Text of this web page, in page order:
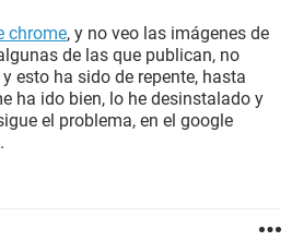
chrome, y no veo las imágenes de
de las que publican, no
esto ha sido de repente, hasta
ha ido bien, lo he desinstalado y
el problema, en el google